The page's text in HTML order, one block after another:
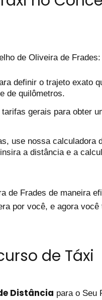
de Oliveira de Frades:
definir o trajeto exato
de quilômetros.
gerais para obter
use nossa calculadora
a distância e a
de Frades de maneira
por você, e agora você
de Táxi
Distância para o Seu